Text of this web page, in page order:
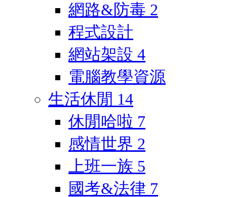
網路&防毒 2
程式設計
網站架設 4
電腦教學資源
生活休閒 14
休閒哈啦 7
感情世界 2
上班一族 5
國考&法律 7